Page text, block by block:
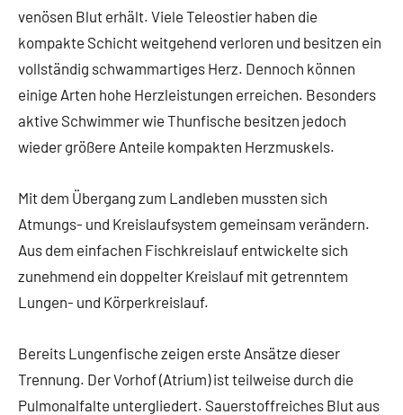
venösen Blut erhält. Viele Teleostier haben die
kompakte Schicht weitgehend verloren und besitzen ein
vollständig schwammartiges Herz. Dennoch können
einige Arten hohe Herzleistungen erreichen. Besonders
aktive Schwimmer wie Thunfische besitzen jedoch
wieder größere Anteile kompakten Herzmuskels.
Mit dem Übergang zum Landleben mussten sich
Atmungs- und Kreislaufsystem gemeinsam verändern.
Aus dem einfachen Fischkreislauf entwickelte sich
zunehmend ein doppelter Kreislauf mit getrenntem
Lungen- und Körperkreislauf.
Bereits Lungenfische zeigen erste Ansätze dieser
Trennung. Der Vorhof (Atrium) ist teilweise durch die
Pulmonalfalte untergliedert. Sauerstoffreiches Blut aus